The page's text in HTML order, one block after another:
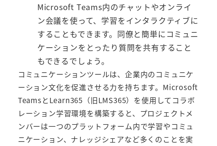
Microsoft Teams内のチャットやオンライ
ン会議を使って、学習をインタラクティブに
することもできます。同僚と簡単にコミュニ
ケーションをとったり質問を共有すること
もできるでしょう。
コミュニケーションツールは、企業内のコミュニケ
ーション文化を促進させる力を持ちます。Microsoft
TeamsとLearn365（旧LMS365） を使用してコラボ
レーション学習環境を構築すると、プロジェクトメ
ンバーは一つのプラットフォーム内で学習やコミュ
ニケーション、ナレッジシェアなど多くのことを実